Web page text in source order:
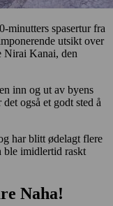
minutters spasertur fra
utsikt over
Nirai Kanai, den
inn og ut av byens
også et godt sted å
har blitt ødelagt flere
ble imidlertid raskt
Naha!